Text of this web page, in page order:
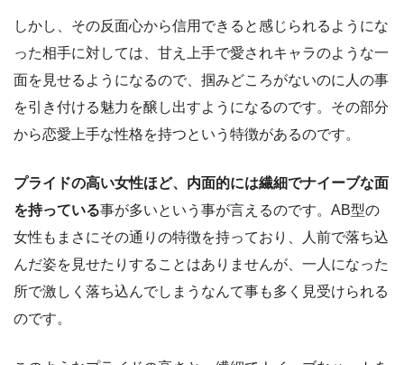
しかし、その反面心から信用できると感じられるようにな
った相手に対しては、甘え上手で愛されキャラのような一
面を見せるようになるので、掴みどころがないのに人の事
を引き付ける魅力を醸し出すようになるのです。その部分
から恋愛上手な性格を持つという特徴があるのです。
プライドの高い女性ほど、内面的には繊細でナイーブな面
を持っている事が多いという事が言えるのです。AB型の
女性もまさにその通りの特徴を持っており、人前で落ち込
んだ姿を見せたりすることはありませんが、一人になった
所で激しく落ち込んでしまうなんて事も多く見受けられる
のです。